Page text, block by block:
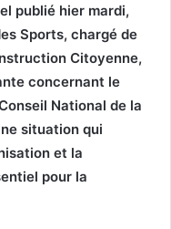
publié hier mardi,
Sports, chargé de
Citoyenne,
concernant le
National de la
situation qui
et la
pour la